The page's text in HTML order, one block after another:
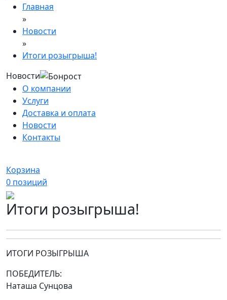
Главная
»
Новости
»
Итоги розыгрыша!
Новости
О компании
Услуги
Доставка и оплата
Новости
Контакты
Корзина
0 позиций
Итоги розыгрыша!
ИТОГИ РОЗЫГРЫША
ПОБЕДИТЕЛЬ:
Наташа Сунцова